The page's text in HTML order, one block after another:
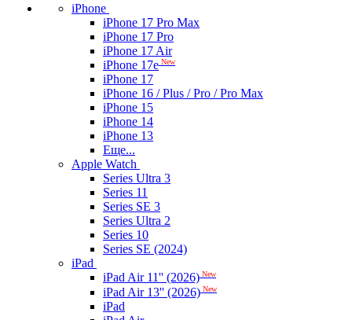
iPhone
iPhone 17 Pro Max
iPhone 17 Pro
iPhone 17 Air
iPhone 17e New
iPhone 17
iPhone 16 / Plus / Pro / Pro Max
iPhone 15
iPhone 14
iPhone 13
Еще...
Apple Watch
Series Ultra 3
Series 11
Series SE 3
Series Ultra 2
Series 10
Series SE (2024)
iPad
iPad Air 11'' (2026) New
iPad Air 13'' (2026) New
iPad